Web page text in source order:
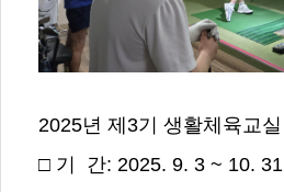
2025년 제3기 생활체육교실
□ 기 간: 2025. 9. 3 ~ 10. 31